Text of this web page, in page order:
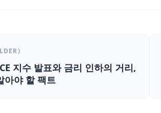
지수 발표와 금리 인하의 거리,
아야 할 팩트